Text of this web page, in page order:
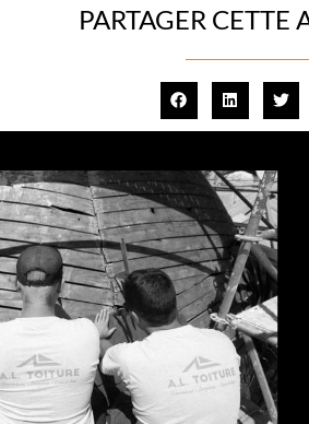
PARTAGER CETTE